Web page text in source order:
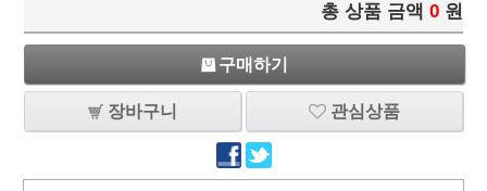
총 상품 금액 0 원
구매하기
장바구니 관심상품